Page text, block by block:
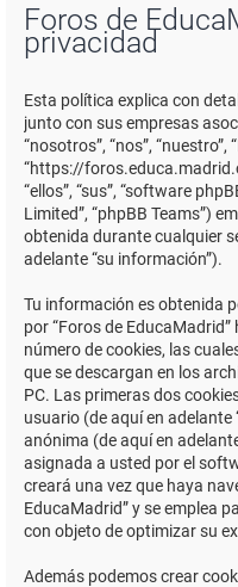
Foros de
privacidad
Esta política explica con
junto con sus empresas
“nosotros”, “nos”,
“https://
“ellos”, “sus”, “software
Limited”, “phpBB Teams”)
obtenida durante cualquier
adelante “su información”).
Tu información es obtenida
por “Foros de
número de cookies, las
que se descargan en los
PC. Las primeras dos
usuario (de aquí en adelante
anónima (de aquí en
asignada a usted por el
creará una vez que haya
EducaMadrid” y se emplea
con objeto de optimizar su
Además podemos crear